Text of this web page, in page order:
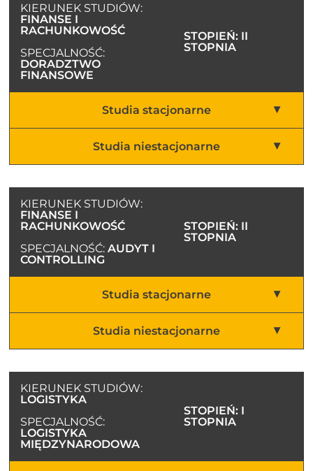
KIERUNEK STUDIÓW:
FINANSE I
RACHUNKOWOŚĆ
SPECJALNOŚĆ:
DORADZTWO
FINANSOWE
STOPIEŃ: II
STOPNIA
Studia stacjonarne
Studia niestacjonarne
KIERUNEK STUDIÓW:
FINANSE I
RACHUNKOWOŚĆ
SPECJALNOŚĆ:AUDYT I
CONTROLLING
STOPIEŃ: II
STOPNIA
Studia stacjonarne
Studia niestacjonarne
KIERUNEK STUDIÓW:
LOGISTYKA
SPECJALNOŚĆ:
LOGISTYKA
MIĘDZYNARODOWA
STOPIEŃ: I
STOPNIA